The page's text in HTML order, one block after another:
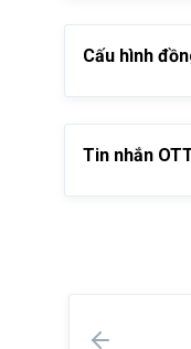
Cấu hình
Tin nhắn